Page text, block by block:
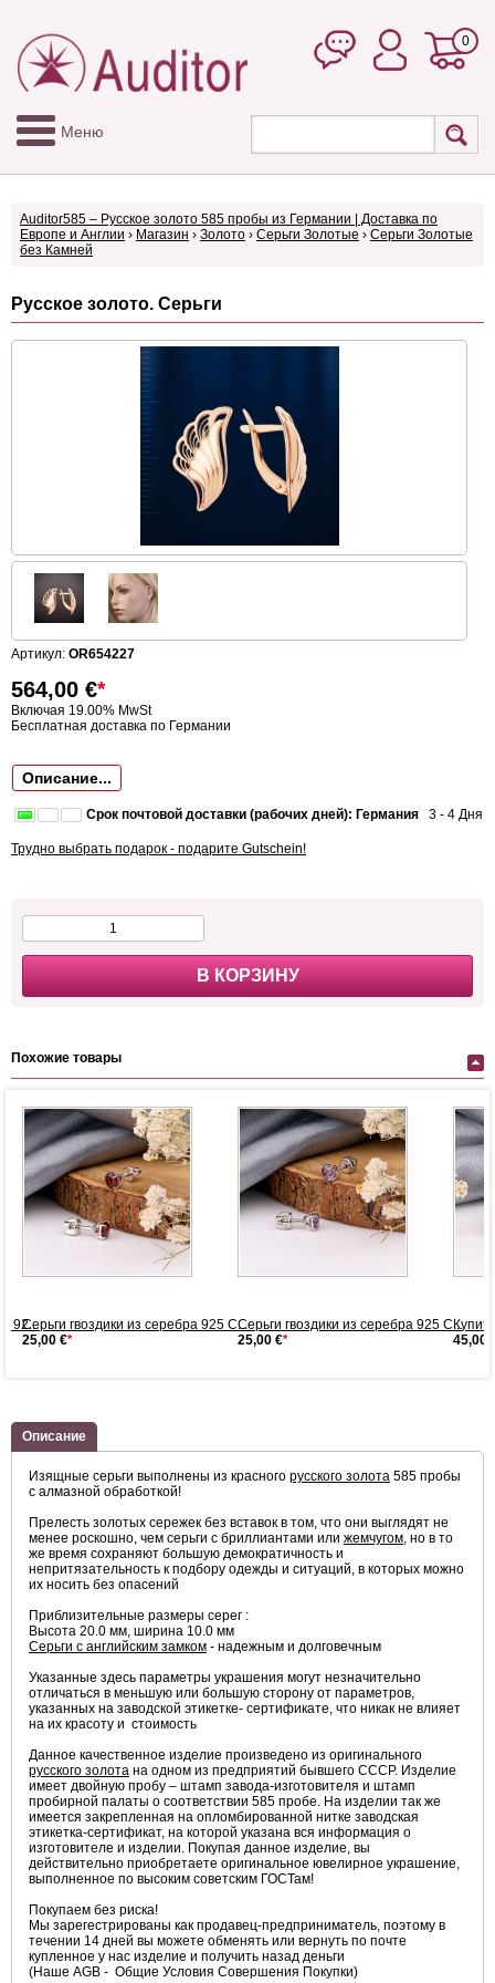
0
Меню
Auditor585 – Русское золото 585 пробы из Германии | Доставка по
Европе и Англии › Магазин › Золото › Серьги Золотые › Серьги Золотые
без Камней
Русское золото. Серьги
Артикул: OR654227
564,00 €*
Включая 19.00% MwSt
Бесплатная доставка по Германии
Описание...
Срок почтовой доставки (рабочих дней): Германия 3 - 4 Дня
Трудно выбрать подарок - подарите Gutschein!
В КОРЗИНУ
Похожие товары
92...
Серьги гвоздики из серебра 925 С...
25,00 €*
Серьги гвоздики из серебра 925 С...
25,00 €*
45,00
Описание
Изящные серьги выполнены из красного русского золота 585 пробы
с алмазной обработкой!
Прелесть золотых сережек без вставок в том, что они выглядят не
менее роскошно, чем серьги с бриллиантами или жемчугом, но в то
же время сохраняют большую демократичность и
непритязательность к подбору одежды и ситуаций, в которых можно
их носить без опасений
Приблизительные размеры серег :
Высота 20.0 мм, ширина 10.0 мм
Серьги с английским замком - надежным и долговечным
Указанные здесь параметры украшения могут незначительно
отличаться в меньшую или большую сторону от параметров,
указанных на заводской этикетке- сертификате, что никак не влияет
на их красоту и стоимость
Данное качественное изделие произведено из оригинального
русского золота на одном из предприятий бывшего СССР. Изделие
имеет двойную пробу – штамп завода-изготовителя и штамп
пробирной палаты о соответствии 585 пробе. На изделии так же
имеется закрепленная на опломбированной нитке заводская
этикетка-сертификат, на которой указана вся информация о
изготовителе и изделии. Покупая данное изделие, вы
действительно приобретаете оригинальное ювелирное украшение,
выполненное по высоким советским ГОСТам!
Покупаем без риска!
Мы зарегестрированы как продавец-предприниматель, поэтому в
течении 14 дней вы можете обменять или вернуть по почте
купленное у нас изделие и получить назад деньги
(Наше AGB - Общие Условия Совершения Покупки)